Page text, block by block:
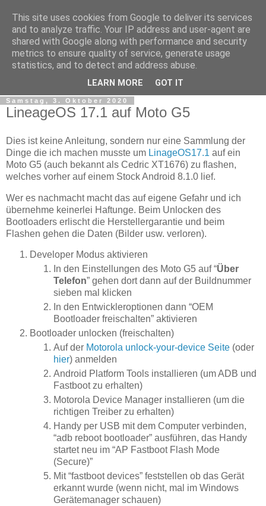
tobsen.de
Dinge die das Leben erleichtern, Wissenswertes, C# und
Samstag, 3. Oktober 2020
LineageOS 17.1 auf Moto G5
Dies ist keine Anleitung, sondern nur eine Sammlung der
Dinge die ich machen musste um LinageOS17.1 auf ein
Moto G5 (auch bekannt als Cedric XT1676) zu flashen,
welches vorher auf einem Stock Android 8.1.0 lief.
Wer es nachmacht macht das auf eigene Gefahr und ich
übernehme keinerlei Haftunge. Beim Unlocken des
Bootloaders erlischt die Herstellergarantie und beim
Flashen gehen die Daten (Bilder usw. verloren).
Developer Modus aktivieren
In den Einstellungen des Moto G5 auf “Über
Telefon” gehen dort dann auf der Buildnummer
sieben mal klicken
In den Entwickleroptionen dann “OEM
Bootloader freischalten” aktivieren
Bootloader unlocken (freischalten)
Auf der Motorola unlock-your-device Seite (oder
hier) anmelden
Android Platform Tools installieren (um ADB und
Fastboot zu erhalten)
Motorola Device Manager installieren (um die
richtigen Treiber zu erhalten)
Handy per USB mit dem Computer verbinden,
“adb reboot bootloader” ausführen, das Handy
startet neu im “AP Fastboot Flash Mode
(Secure)”
Mit “fastboot devices” feststellen ob das Gerät
erkannt wurde (wenn nicht, mal im Windows
Gerätemanager schauen)
This site uses cookies from Google to deliver its services
and to analyze traffic. Your IP address and user-agent are
shared with Google along with performance and security
metrics to ensure quality of service, generate usage
statistics, and to detect and address abuse.
LEARN MORE GOT IT